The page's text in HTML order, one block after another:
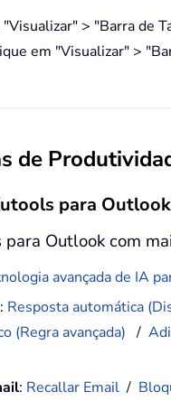
> "Barra de
em "Visualizar" >
de
para
Outlook com
avançada de IA
: Resposta automática
(Regra avançada) /
: Recallar Email /